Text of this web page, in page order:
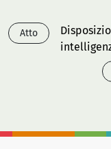
Atto